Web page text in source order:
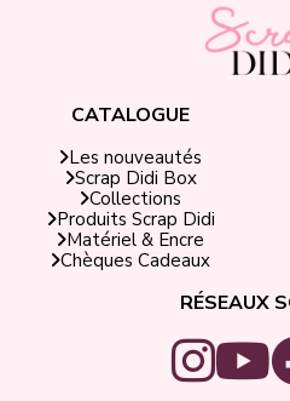
CATALOGUE
Les nouveautés
Scrap Didi Box
Collections
Produits Scrap Didi
Matériel & Encre
Chèques Cadeaux
RÉSEAUX